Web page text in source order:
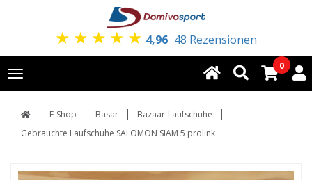
★ ★ ★ ★ ★ 4,96 48 Rezensionen
Toggle
navigation
0
E-Shop Basar
Bazaar-Laufschuhe
Gebrauchte Laufschuhe SALOMON SIAM 5 prolink